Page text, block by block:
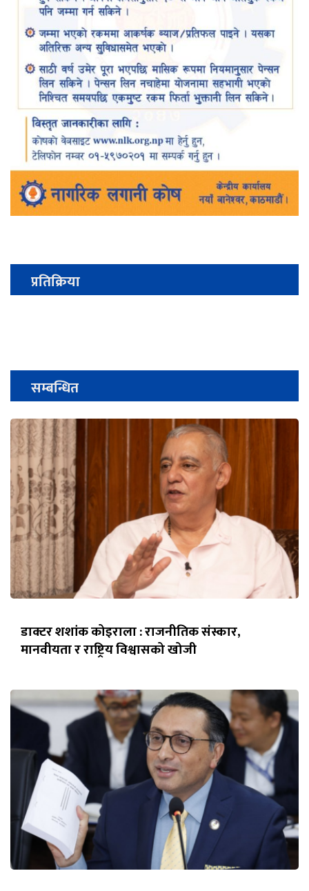
प्रतिक्रिया
सम्बन्धित
डाक्टर शशांक कोइराला : राजनीतिक संस्कार,
मानवीयता र राष्ट्रिय विश्वासको खोजी